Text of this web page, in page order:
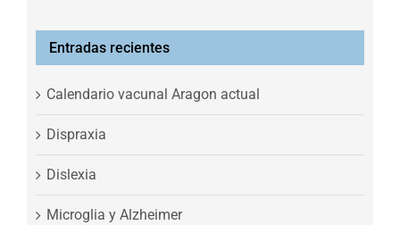
Entradas recientes
Calendario vacunal Aragon actual
Dispraxia
Dislexia
Microglia y Alzheimer